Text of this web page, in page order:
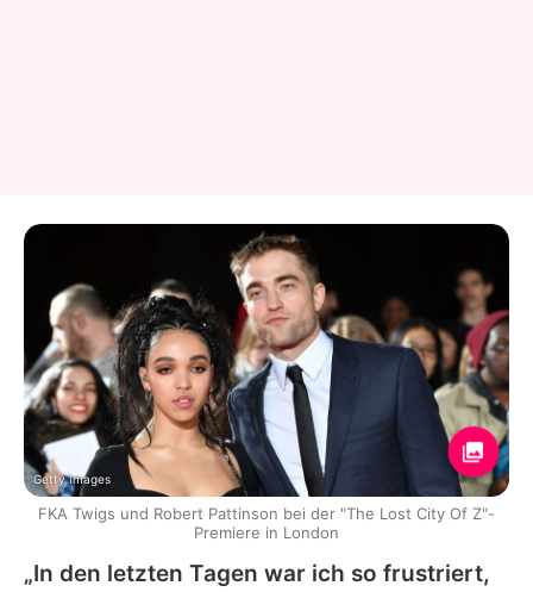
„In den letzten Tagen war ich so frustriert,
Getty Images
FKA Twigs und Robert Pattinson bei der "The Lost City Of Z"-
Premiere in London